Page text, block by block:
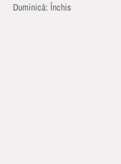
Duminică: Închis